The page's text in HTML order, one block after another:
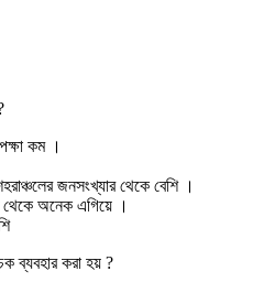
কম ।
জনসংখ্যার থেকে বেশি ।
থেকে অনেক এগিয়ে ।
ব্যবহার করা হয় ?